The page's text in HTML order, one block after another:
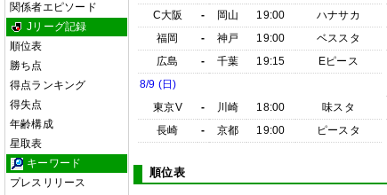
関係者エピソード
Jリーグ記録
順位表
勝ち点
得点ランキング
得失点
年齢構成
星取表
キーワード
プレスリリース
C大阪
- 岡山 19:00
ハナサカ
福岡
- 神戸 19:00
ベススタ
広島
- 千葉 19:15
Eピース
8/9 (日)
東京V
- 川崎 18:00
味スタ
長崎
- 京都 19:00 ピースタ
順位表